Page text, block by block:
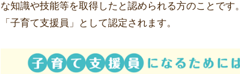
な知識や技能等を取得したと認められる方のことで
「子育て支援員」として認定されます。